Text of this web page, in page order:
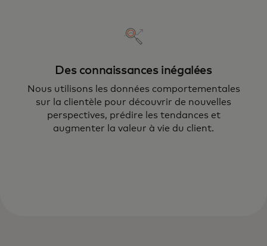
Le service d'engagement et de
fidélisation de la clientèle de Mastercard
Des connaissances inégalées
Nous utilisons les données comportementales
sur la clientèle pour découvrir de nouvelles
perspectives, prédire les tendances et
augmenter la valeur à vie du client.